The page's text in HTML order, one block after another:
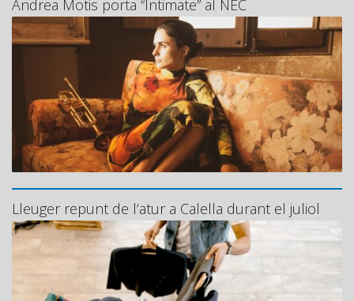
Andrea Motis porta “Intimate” al NEC
Lleuger repunt de l’atur a Calella durant el juliol